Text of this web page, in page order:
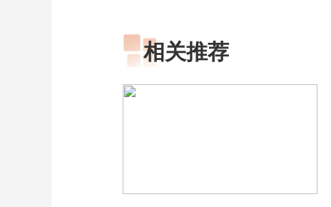
相关推荐